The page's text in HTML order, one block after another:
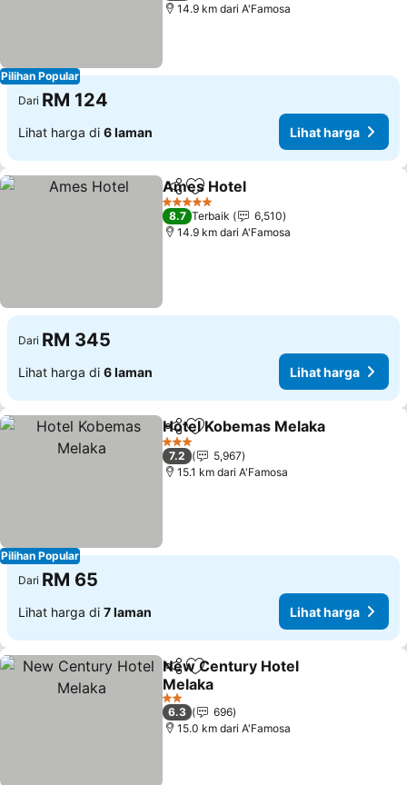
Pilihan Popular
14.9 km dari A'Famosa
Dari RM 124
Lihat harga di 6 laman Lihat harga
KongsiTambah ke favorit
Ames Hotel
5 Bintang
8.7 Terbaik
6,510
14.9 km dari A'Famosa
Dari RM 345
Lihat harga di 6 laman Lihat harga
Pilihan Popular
KongsiTambah ke favorit
Hotel Kobemas Melaka
3 Bintang
7.2
5,967
15.1 km dari A'Famosa
Dari RM 65
Lihat harga di 7 laman Lihat harga
KongsiTambah ke favorit
New Century Hotel
Melaka
Lihat harga
2 Bintang
6.3
696
15.0 km dari A'Famosa